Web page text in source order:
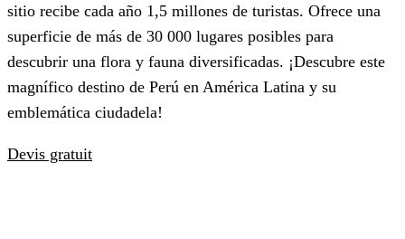
sitio recibe cada año 1,5 millones de turistas. Ofrece una
superficie de más de 30 000 lugares posibles para
descubrir una flora y fauna diversificadas. ¡Descubre este
magnífico destino de Perú en América Latina y su
emblemática ciudadela!
Devis gratuit